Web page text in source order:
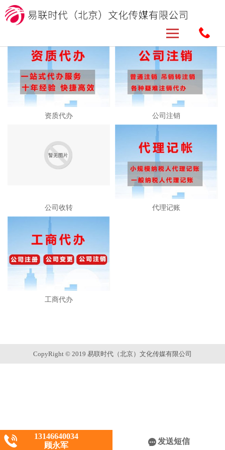
资质代办 公司注销
公司收转 代理记账
工商代办
CopyRight © 2019 易联时代（北京）文化传媒有限公司
13146640034
顾永军
发送短信